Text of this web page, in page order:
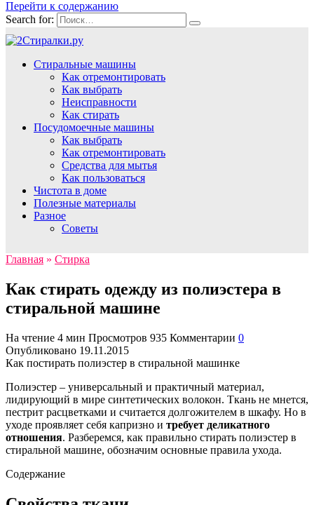
Перейти к содержанию
Search for:
Стиральные машины
Как отремонтировать
Как выбрать
Неисправности
Как стирать
Посудомоечные машины
Как выбрать
Как отремонтировать
Средства для мытья
Как пользоваться
Чистота в доме
Полезные материалы
Разное
Советы
Главная » Стирка
Как стирать одежду из полиэстера в
стиральной машине
На чтение 4 мин Просмотров 935 Комментарии 0
Опубликовано 19.11.2015
Как постирать полиэстер в стиральной машинке
Полиэстер – универсальный и практичный материал,
лидирующий в мире синтетических волокон. Ткань не мнется,
пестрит расцветками и считается долгожителем в шкафу. Но в
уходе проявляет себя капризно и требует деликатного
отношения. Разберемся, как правильно стирать полиэстер в
стиральной машине, обозначим основные правила ухода.
Содержание